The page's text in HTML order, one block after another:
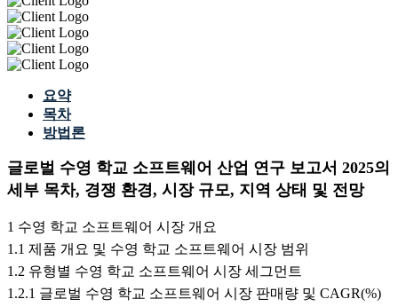
요약
목차
방법론
글로벌 수영 학교 소프트웨어 산업 연구 보고서 2025의
세부 목차, 경쟁 환경, 시장 규모, 지역 상태 및 전망
1 수영 학교 소프트웨어 시장 개요
1.1 제품 개요 및 수영 학교 소프트웨어 시장 범위
1.2 유형별 수영 학교 소프트웨어 시장 세그먼트
1.2.1 글로벌 수영 학교 소프트웨어 시장 판매량 및 CAGR(%)